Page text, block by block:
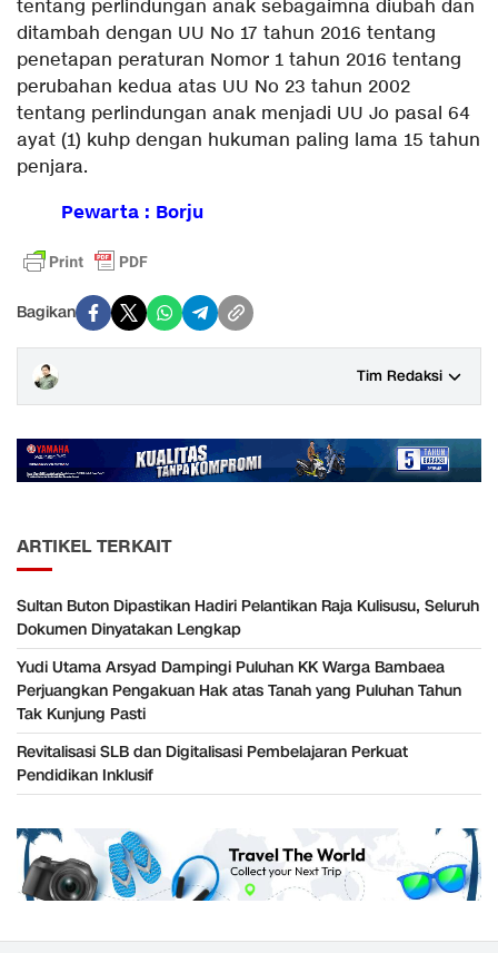
tentang perlindungan anak sebagaimna diubah dan
ditambah dengan UU No 17 tahun 2016 tentang
penetapan peraturan Nomor 1 tahun 2016 tentang
perubahan kedua atas UU No 23 tahun 2002
tentang perlindungan anak menjadi UU Jo pasal 64
ayat (1) kuhp dengan hukuman paling lama 15 tahun
penjara.
Pewarta : Borju
Bagikan
Tim Redaksi
ARTIKEL TERKAIT
Sultan Buton Dipastikan Hadiri Pelantikan Raja Kulisusu, Seluruh
Dokumen Dinyatakan Lengkap
Yudi Utama Arsyad Dampingi Puluhan KK Warga Bambaea
Perjuangkan Pengakuan Hak atas Tanah yang Puluhan Tahun
Tak Kunjung Pasti
Revitalisasi SLB dan Digitalisasi Pembelajaran Perkuat
Pendidikan Inklusif